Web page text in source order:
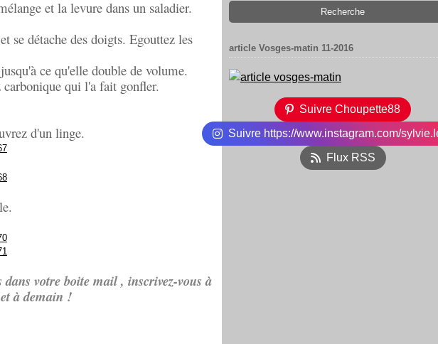
et la levure dans un saladier.
se détache des doigts. Egouttez les
ce qu'elle double de volume.
qui l'a fait gonfler.
d'un linge.
votre boite mail , inscrivez-vous à
à demain !
article Vosges-matin 11-2016
Suivre Choupette88
Suivre https://www.instagram.com/
Flux RSS